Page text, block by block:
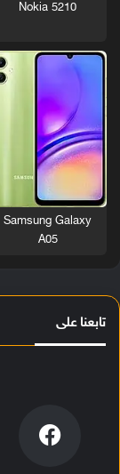
Nokia 5210
Samsung Galaxy
A05
تابعنا على